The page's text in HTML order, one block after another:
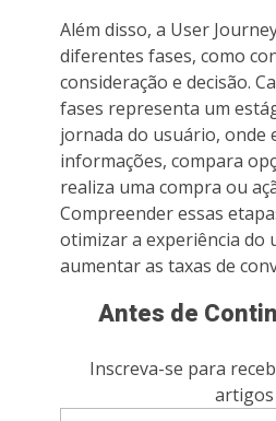
Além disso, a User
diferentes fases, como
consideração e decisão.
fases representa um
jornada do usuário, onde
informações, compara
realiza uma compra ou
Compreender essas
otimizar a experiência do
aumentar as taxas de
Antes de
Inscreva-se para
artigos